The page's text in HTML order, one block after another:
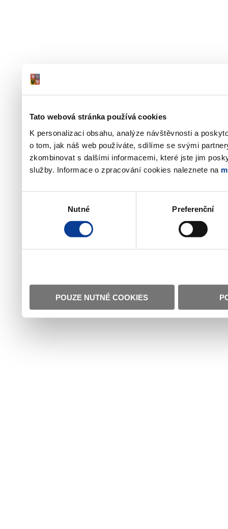
Tato webová stránka používá cookies
K personalizaci obsahu, analýze návštěvnosti a
o tom, jak náš web používáte, sdílíme se svými
zkombinovat s dalšími informacemi, které jste jim
služby. Informace o zpracování cookies naleznete na
Nutné Preferenční
POUZE NUTNÉ COOKIES